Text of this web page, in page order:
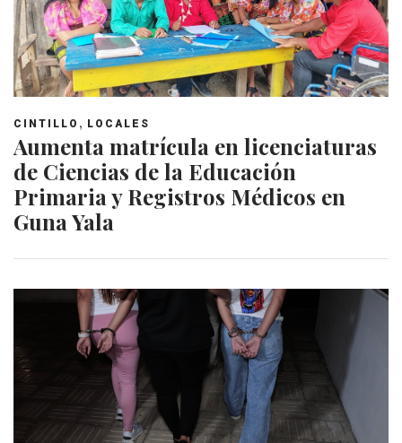
CINTILLO , LOCALES
Aumenta matrícula en licenciaturas
de Ciencias de la Educación
Primaria y Registros Médicos en
Guna Yala